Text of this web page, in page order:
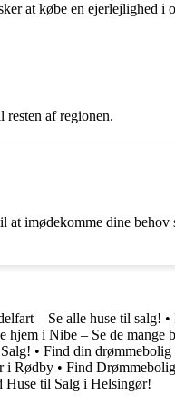
at købe en ejerlejlighed i
resten af regionen.
imødekomme dine
– Se alle huse til salg! •
hjem i Nibe – Se de mange
• Find din
i Rødby • Find
Huse til Salg i Helsingør!